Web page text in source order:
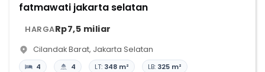
fatmawati jakarta selatan
HARGARp7,5 miliar
Cilandak Barat, Jakarta Selatan
4 4 LT: 348 m² LB: 325 m²